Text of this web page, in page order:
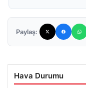
Paylaş:
Hava Durumu